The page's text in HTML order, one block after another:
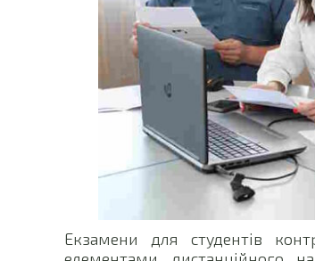
Екзамени для студентів